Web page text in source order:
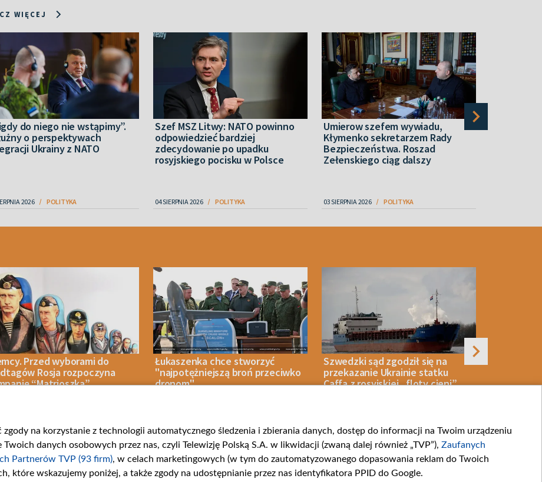
WIĘCEJ
do niego nie wstąpimy”.
o perspektywach
Ukrainy z NATO
2026 POLITYKA
Szef MSZ Litwy: NATO powinno
odpowiedzieć bardziej
zdecydowanie po upadku
rosyjskiego pocisku w Polsce
04 SIERPNIA 2026 POLITYKA
Umierow szefem wywiadu,
Kłymenko sekretarzem Rady
Bezpieczeństwa. Roszad
Zełenskiego ciąg dalszy
03 SIERPNIA 2026 POLITYKA
Przed wyborami do
Rosja rozpoczyna
“Matrioszka”
2026 NASZE BEZPIECZEŃSTWO
Łukaszenka chce stworzyć
"najpotężniejszą broń przeciwko
dronom"
06 SIERPNIA 2026 NASZE BEZPIECZEŃSTWO
Szwedzki sąd zgodził się na
przekazanie Ukrainie statku
Caffa z rosyjskiej „floty cieni”
06 SIERPNIA 2026 WIADOMOŚCI
rafinerii.
06 SIERPNIA 2026
na korzystanie z technologii automatycznego śledzenia i zbierania danych, dostęp do informacji na Twoim urządzeniu
danych osobowych przez nas, czyli Telewizję Polską S.A. w likwidacji (zwaną dalej również „TVP”), Zaufanych
Partnerów TVP (93 firm), w celach marketingowych (w tym do zautomatyzowanego dopasowania reklam do Twoich
które wskazujemy poniżej, a także zgody na udostępnianie przez nas identyfikatora PPID do Google.